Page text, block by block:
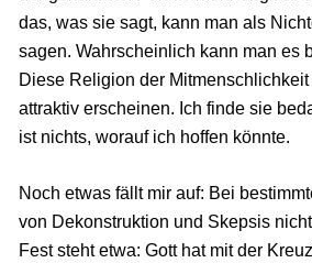
das, was sie sagt, kann man als
sagen. Wahrscheinlich kann man es
Diese Religion der
attraktiv erscheinen. Ich finde sie
ist nichts, worauf ich hoffen könnte.
Noch etwas fällt mir auf: Bei
von Dekonstruktion und Skepsis
Fest steht etwa: Gott hat mit der